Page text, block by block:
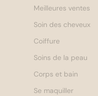
Meilleures ventes
Soin des cheveux
Coiffure
Soins de la peau
Corps et bain
Se maquiller